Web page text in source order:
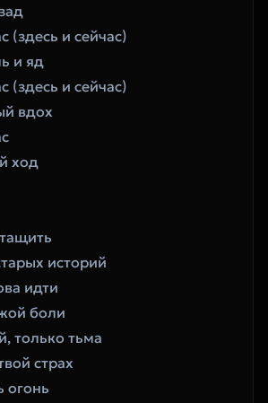
(здесь и сейчас)
и яд
(здесь и сейчас)
вдох
ход
историй
идти
боли
только тьма
страх
огонь